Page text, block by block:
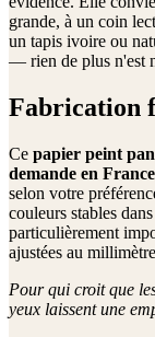
grande, à un coin
un tapis ivoire ou
— rien de plus n'est
Fabrication
Ce papier peint
demande en France
selon votre
couleurs stables
particulièrement
ajustées au
Pour qui croit que
yeux laissent une